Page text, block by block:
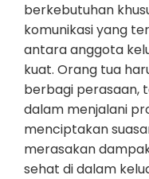
berkebutuhan
komunikasi yang
antara anggota
kuat. Orang tua
berbagi perasaan,
dalam menjalani
menciptakan
merasakan
sehat di dalam